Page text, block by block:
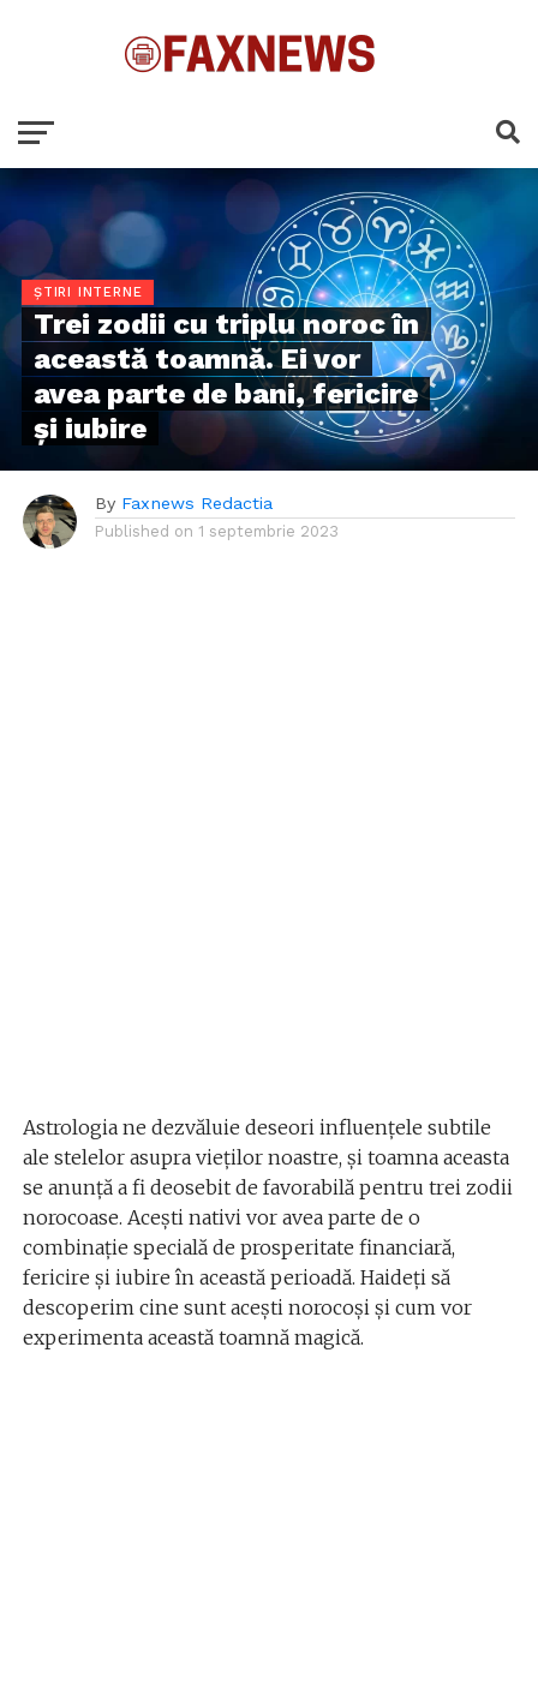
ȘTIRI INTERNE
Trei zodii cu triplu noroc în
această toamnă. Ei vor
avea parte de bani, fericire
și iubire
By Faxnews Redactia
Published on 1 septembrie 2023
Astrologia ne dezvăluie deseori influențele subtile
ale stelelor asupra vieților noastre, și toamna aceasta
se anunță a fi deosebit de favorabilă pentru trei zodii
norocoase. Acești nativi vor avea parte de o
combinație specială de prosperitate financiară,
fericire și iubire în această perioadă. Haideți să
descoperim cine sunt acești norocoși și cum vor
experimenta această toamnă magică.